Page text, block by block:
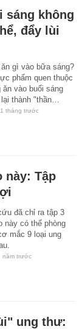
sáng không
đẩy lùi
gì vào bữa sáng?
phẩm quen thuộc
ăn vào buổi sáng
lại thành "thần…
tháng trước
này: Tập
đã chỉ ra tập 3
này có thể phòng
mắc 9 loại ung
năm trước
ung thư: